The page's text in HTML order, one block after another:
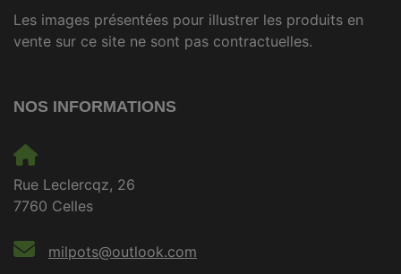
Les images présentées pour illustrer les produits en
vente sur ce site ne sont pas contractuelles.
NOS INFORMATIONS
Rue Leclercqz, 26
7760 Celles
milpots@outlook.com